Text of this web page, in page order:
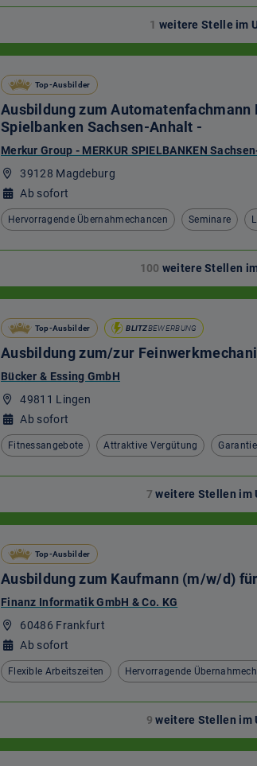
1 weitere Stelle im
Top-Ausbilder
Ausbildung zum
Spielbanken Sachsen-Anhalt -
Merkur Group - MERKUR SPIELBANKEN
39128 Magdeburg
Ab sofort
Hervorragende Übernahmechancen Seminare
100 weitere Stellen
Top-Ausbilder BLITZBEWERBUNG
Ausbildung zum/zur
Bücker & Essing GmbH
49811 Lingen
Ab sofort
Fitnessangebote Attraktive Vergütung
7 weitere Stellen im
Top-Ausbilder
Ausbildung zum Kaufmann (m/w/d)
Finanz Informatik GmbH & Co. KG
60486 Frankfurt
Ab sofort
Flexible Arbeitszeiten Hervorragende
9 weitere Stellen im